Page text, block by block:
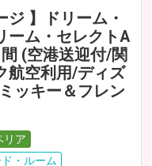
ジ 】ドリーム・
ーム・セレクトA
(空港送迎付/関
航空利用/ディズ
ッキー＆フレン
リア
・ルーム